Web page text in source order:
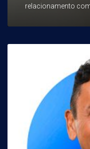
relacionamento com